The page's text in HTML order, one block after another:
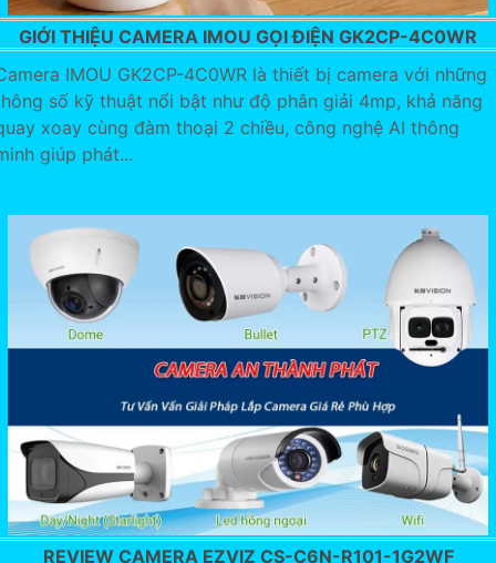
GIỚI THIỆU CAMERA IMOU GỌI ĐIỆN GK2CP-4C0WR
IMOU GK2CP-4C0WR là thiết bị camera với những
số kỹ thuật nổi bật như độ phân giải 4mp, khả năng
xoay cùng đàm thoại 2 chiều, công nghệ AI thông
giúp phát...
REVIEW CAMERA EZVIZ CS-C6N-R101-1G2WF